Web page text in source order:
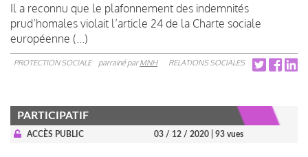
Il a reconnu que le plafonnement des indemnités
prud’homales violait l’article 24 de la Charte sociale
européenne (...)
PROTECTION SOCIALE parrainé parMNH RELATIONS SOCIALES
PARTICIPATIF
ACCÈS PUBLIC 03 / 12 / 2020 | 93 vues